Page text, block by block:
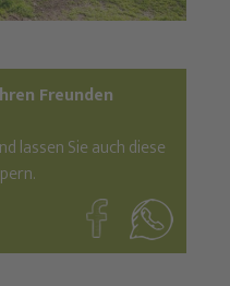
Freunden
lassen Sie auch diese